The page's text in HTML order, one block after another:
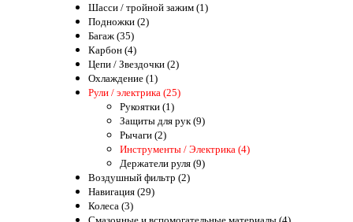
Шасси / тройной зажим (1)
Подножки (2)
Багаж (35)
Карбон (4)
Цепи / Звездочки (2)
Охлаждение (1)
Рули / электрика (25)
Рукоятки (1)
Защиты для рук (9)
Рычаги (2)
Инструменты / Электрика (4)
Держатели руля (9)
Воздушный фильтр (2)
Навигация (29)
Колеса (3)